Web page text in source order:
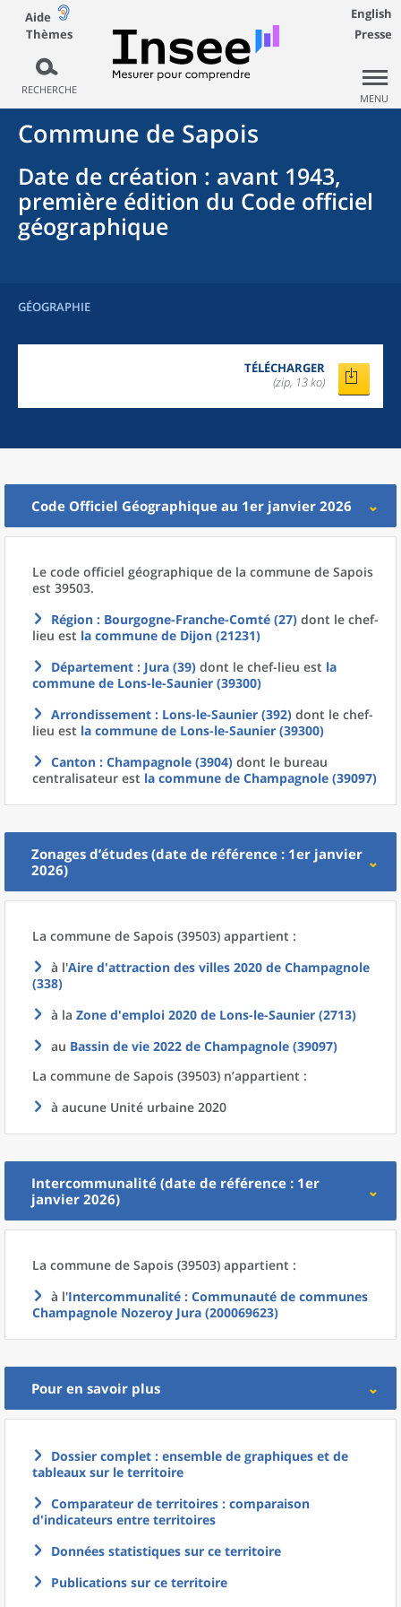
Aide
Thèmes
RECHERCHE
English
Presse
MENU
Commune de Sapois
Date de création : avant 1943,
première édition du Code officiel
géographique
GÉOGRAPHIE
TÉLÉCHARGER
(zip, 13 ko)
Code Officiel Géographique au 1er janvier 2026
Le code officiel géographique de la commune de Sapois
est 39503.
Région : Bourgogne-Franche-Comté (27) dont le chef-
lieu est la commune de Dijon (21231)
Département : Jura (39) dont le chef-lieu est la
commune de Lons-le-Saunier (39300)
Arrondissement : Lons-le-Saunier (392) dont le chef-
lieu est la commune de Lons-le-Saunier (39300)
Canton : Champagnole (3904) dont le bureau
centralisateur est la commune de Champagnole (39097)
Zonages d’études (date de référence : 1er janvier
2026)
La commune de Sapois (39503) appartient :
à l'Aire d'attraction des villes 2020 de Champagnole
(338)
à la Zone d'emploi 2020 de Lons-le-Saunier (2713)
au Bassin de vie 2022 de Champagnole (39097)
La commune de Sapois (39503) n’appartient :
à aucune Unité urbaine 2020
Intercommunalité (date de référence : 1er
janvier 2026)
La commune de Sapois (39503) appartient :
à l'Intercommunalité : Communauté de communes
Champagnole Nozeroy Jura (200069623)
Pour en savoir plus
Dossier complet : ensemble de graphiques et de
tableaux sur le territoire
Comparateur de territoires : comparaison
d'indicateurs entre territoires
Données statistiques sur ce territoire
Publications sur ce territoire